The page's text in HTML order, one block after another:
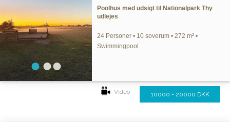
Poolhus med udsigt til Nationalpark Thy
udlejes
24 Personer • 10 soverum • 272 m² •
Swimmingpool
Video 10000 - 20000 DKK